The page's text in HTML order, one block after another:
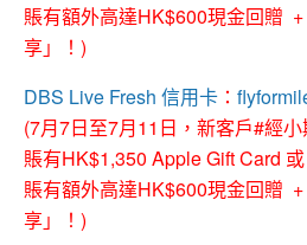
賬有額外高達HK$600現金回贈
享」！ )
DBS Live Fresh 信用卡 ：
(7月7日至7月11日，新客戶#經
賬有HK$1,350 Apple Gift Card
賬有額外高達HK$600現金回贈
享」！)